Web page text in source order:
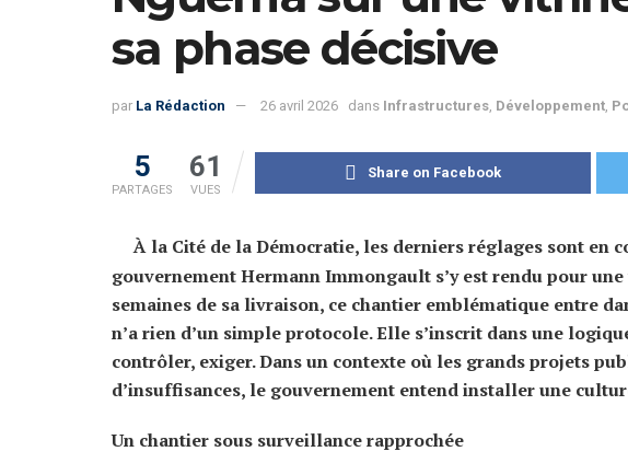
sa phase décisive
par La Rédaction 26 avril 2026 dans Infrastructures Développement
5
PARTAGES
61
VUES
Share on Facebook
À la Cité de la Démocratie, les derniers réglages sont en
gouvernement Hermann Immongault s’y est rendu pour
semaines de sa livraison, ce chantier emblématique entre
n’a rien d’un simple protocole. Elle s’inscrit dans une
contrôler, exiger. Dans un contexte où les grands projets
d’insuffisances, le gouvernement entend installer une
Un chantier sous surveillance rapprochée